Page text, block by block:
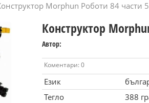
Morphun Роботи 84 части
Конструктор
Автор:
Коментари: 0
Език
Тегло
388